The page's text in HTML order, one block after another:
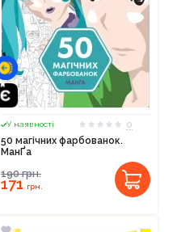
У наявності
0
50 магічних фарбованок.
МанҐа
190грн.
171грн.